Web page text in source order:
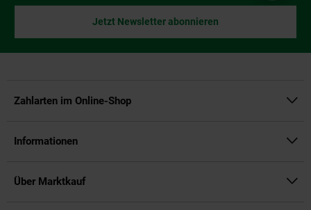
Jetzt Newsletter abonnieren
Zahlarten im Online-Shop
Informationen
Über Marktkauf